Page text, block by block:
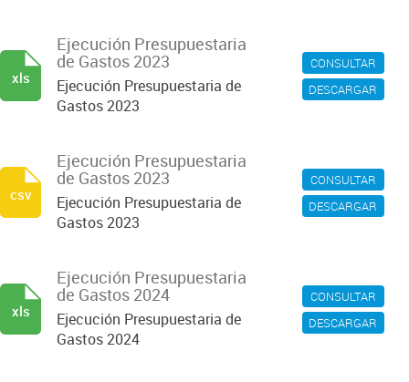
CONSULTAR
DESCARGAR
Ejecución Presupuestaria
de Gastos 2023
Ejecución Presupuestaria de
Gastos 2023
xls
CONSULTAR
DESCARGAR
Ejecución Presupuestaria
de Gastos 2023
Ejecución Presupuestaria de
Gastos 2023
csv
CONSULTAR
DESCARGAR
Ejecución Presupuestaria
de Gastos 2024
Ejecución Presupuestaria de
Gastos 2024
xls